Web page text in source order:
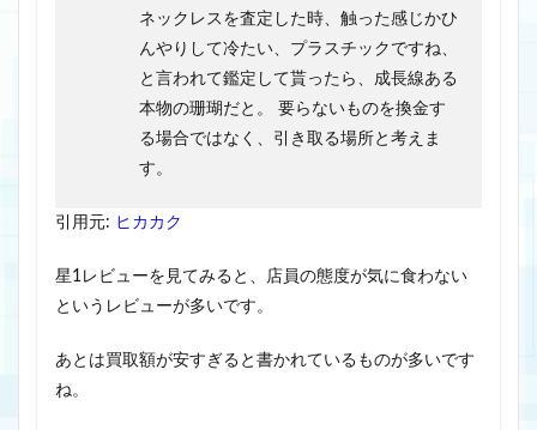
ネックレスを査定した時、触った感じかひ
んやりして冷たい、プラスチックですね、
と言われて鑑定して貰ったら、成長線ある
本物の珊瑚だと。 要らないものを換金す
る場合ではなく、引き取る場所と考えま
す。
引用元: ヒカカク
星1レビューを見てみると、店員の態度が気に食わない
というレビューが多いです。
あとは買取額が安すぎると書かれているものが多いです
ね。